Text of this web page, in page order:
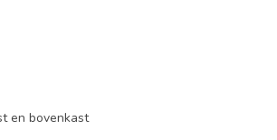
en bovenkast